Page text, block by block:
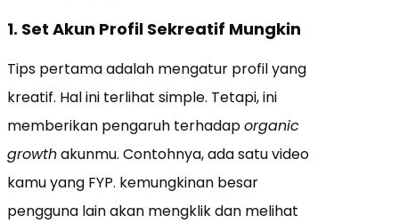
1. Set Akun Profil Sekreatif Mungkin
Tips pertama adalah mengatur profil yang
kreatif. Hal ini terlihat simple. Tetapi, ini
memberikan pengaruh terhadaporganic
growthakunmu. Contohnya, ada satu video
kamu yang FYP. kemungkinan besar
pengguna lain akan mengklik dan melihat